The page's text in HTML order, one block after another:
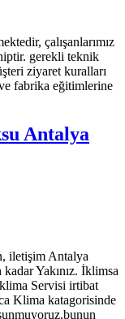
çalışanlarımız
gerekli teknik
ziyaret kuralları
fabrika eğitimlerine
Antalya
iletişim Antalya
Yakınız. İklimsa
Servisi irtibat
Klima katagorisinde